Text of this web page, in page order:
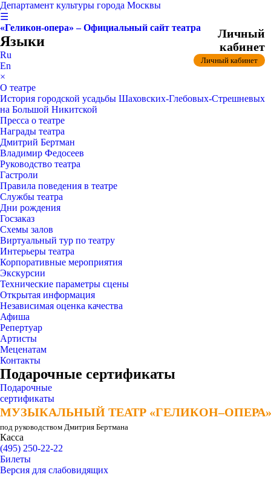
Департамент культуры города Москвы
☰
«Геликон-опера» – Официальный сайт театра
Языки
Ru
En
×
О театре
История городской усадьбы Шаховских-Глебовых-Стрешневых
на Большой Никитской
Пресса о театре
Награды театра
Дмитрий Бертман
Владимир Федосеев
Руководство театра
Гастроли
Правила поведения в театре
Службы театра
Дни рождения
Госзаказ
Схемы залов
Виртуальный тур по театру
Интерьеры театра
Корпоративные мероприятия
Экскурсии
Технические параметры сцены
Открытая информация
Независимая оценка качества
Афиша
Репертуар
Артисты
Меценатам
Контакты
Подарочные сертификаты
Подарочные
сертификаты
МУЗЫКАЛЬНЫЙ ТЕАТР «ГЕЛИКОН–ОПЕРА»
МУЗЫКАЛЬНЫЙ ТЕАТР «ГЕЛИКОН–ОПЕРА»
под руководством Дмитрия Бертмана
Касса
(495) 250-22-22
Личный
кабинет
Личный кабинет
Билеты
Версия для слабовидящих